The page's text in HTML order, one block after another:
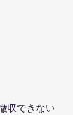
収できない